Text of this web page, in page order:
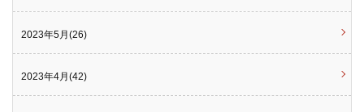
2023年5月(26)
2023年4月(42)